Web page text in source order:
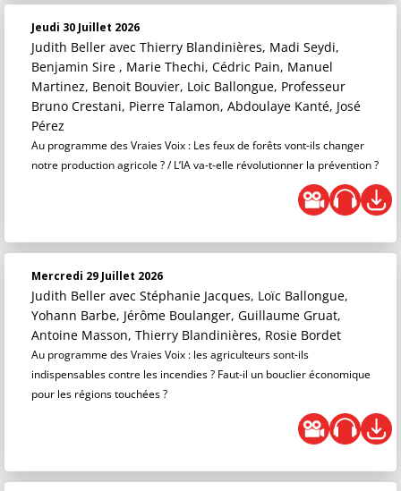
Jeudi 30 Juillet 2026
Judith Beller avec Thierry Blandinières, Madi Seydi,
Benjamin Sire , Marie Thechi, Cédric Pain, Manuel
Martinez, Benoit Bouvier, Loic Ballongue, Professeur
Bruno Crestani, Pierre Talamon, Abdoulaye Kanté, José
Pérez
Au programme des Vraies Voix : Les feux de forêts vont-ils changer
notre production agricole ? / L’IA va-t-elle révolutionner la prévention ?
Mercredi 29 Juillet 2026
Judith Beller avec Stéphanie Jacques, Loïc Ballongue,
Yohann Barbe, Jérôme Boulanger, Guillaume Gruat,
Antoine Masson, Thierry Blandinières, Rosie Bordet
Au programme des Vraies Voix : les agriculteurs sont-ils
indispensables contre les incendies ? Faut-il un bouclier économique
pour les régions touchées ?